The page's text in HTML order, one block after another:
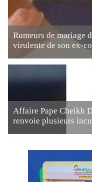
Rumeurs de mariage
virulente de son ex-
Affaire Pape Cheikh
renvoie plusieurs